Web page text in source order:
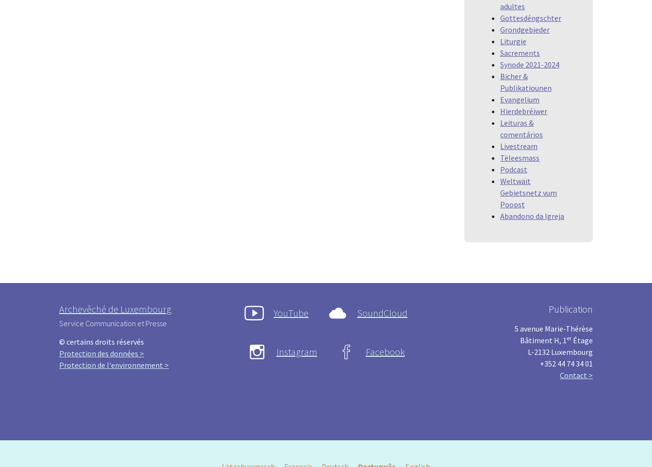
adultes
Gottesdéngschter
Grondgebieder
Liturgie
Sacrements
Synode 2021-2024
Bicher &
Publikatiounen
Evangelium
Hierdebréiwer
Leituras &
comentários
Livestream
Tëleesmass
Podcast
Weltwäit
Gebietsnetz vum
Poopst
Abandono da Igreja
Archevêché de Luxembourg
Service Communication et Presse
© certains droits réservés
Protection des données >
Protection de l'environnement >
YouTube SoundCloud
Instagram Facebook
Publication
5 avenue Marie-Thérèse
Bâtiment H, 1 er Étage
L-2132 Luxembourg
+352 44 74 34 01
Contact >